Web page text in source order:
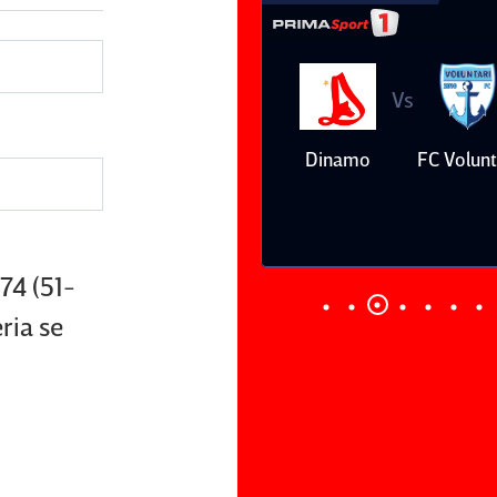
(51-
se
Farul
Vs
Dinamo
Vs
FC